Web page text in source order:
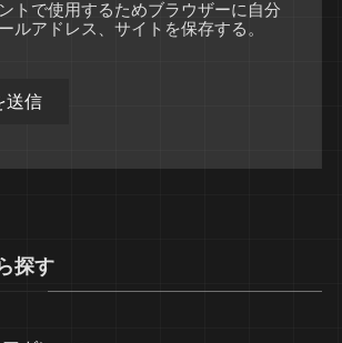
トで使用するためブラウザーに自分
ルアドレス、サイトを保存する。
探す